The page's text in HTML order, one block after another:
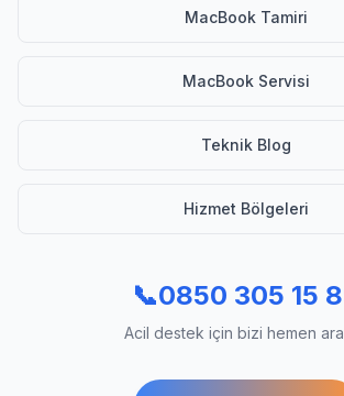
MacBook Tamiri
MacBook Servisi
Teknik Blog
Hizmet Bölgeleri
📞0850 305 15
Acil destek için bizi hemen